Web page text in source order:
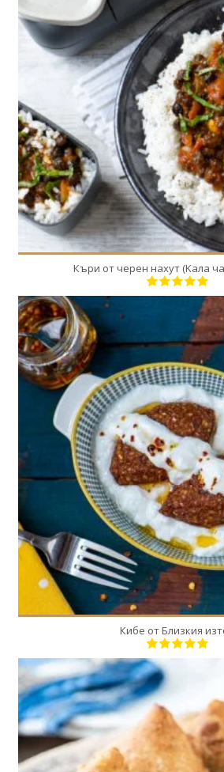
4
4
50
Къри от черен нахут (Kала
20
10
30
Кибе от Близкия